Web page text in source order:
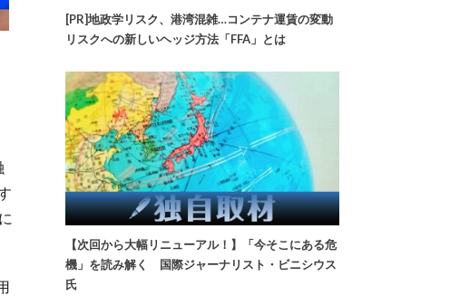
[PR]地政学リスク、港湾混雑…コンテナ運賃の変動
リスクへの新しいヘッジ方法「FFA」とは
【次回から大幅リニューアル！】「今そこにある危
機」を読み解く 国際ジャーナリスト・ビニシウス
氏